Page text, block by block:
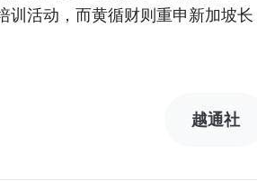
训活动，而黄循财则重申新加坡长
越通社